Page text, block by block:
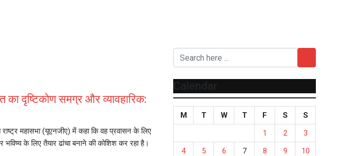
का दृष्टिकोण समग्र और व्यावहारिक:
महासभा (यूएनजीए) में कहा कि वह प्रवासन के लिए
भविष्य के लिए तैयार ढांचा बनाने की कोशिश कर रहा है।
Calendar
M T W T F S
S
1
2
3
4
5 6 7 8 9
10